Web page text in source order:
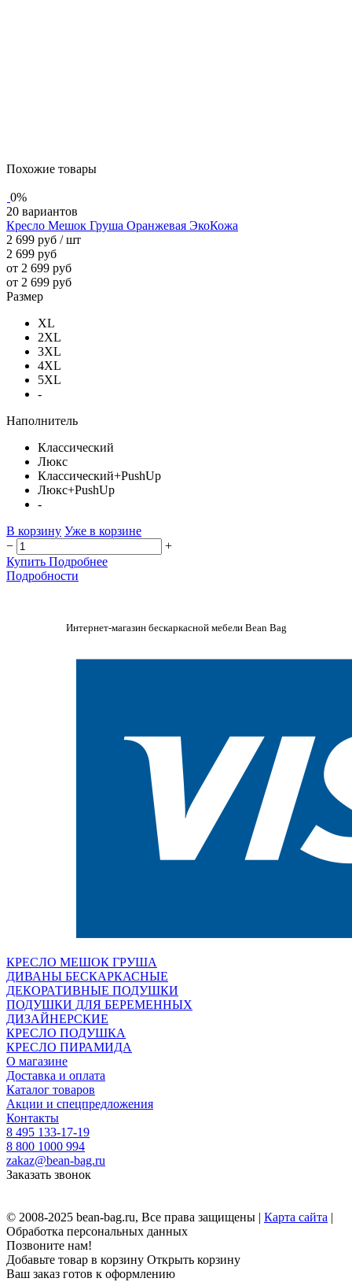
Похожие товары
0%
20 вариантов
Кресло Мешок Груша Оранжевая ЭкоКожа
2 699 руб / шт
2 699 руб
от 2 699 руб
от 2 699 руб
Размер
XL
2XL
3XL
4XL
5XL
-
Наполнитель
Классический
Люкс
Классический+PushUp
Люкс+PushUp
-
В корзину Уже в корзине
−
+
Купить Подробнее
Подробности
Интернет-магазин бескаркасной мебели Bean Bag
КРЕСЛО МЕШОК ГРУША
ДИВАНЫ БЕСКАРКАСНЫЕ
ДЕКОРАТИВНЫЕ ПОДУШКИ
ПОДУШКИ ДЛЯ БЕРЕМЕННЫХ
ДИЗАЙНЕРСКИЕ
КРЕСЛО ПОДУШКА
КРЕСЛО ПИРАМИДА
О магазине
Доставка и оплата
Каталог товаров
Акции и спецпредложения
Контакты
8 495 133-17-19
8 800 1000 994
zakaz@bean-bag.ru
Заказать звонок
© 2008-2025 bean-bag.ru, Все права защищены | Карта сайта |
Обработка персональных данных
Позвоните нам!
Добавьте товар в корзину Открыть корзину
Ваш заказ готов к оформлению